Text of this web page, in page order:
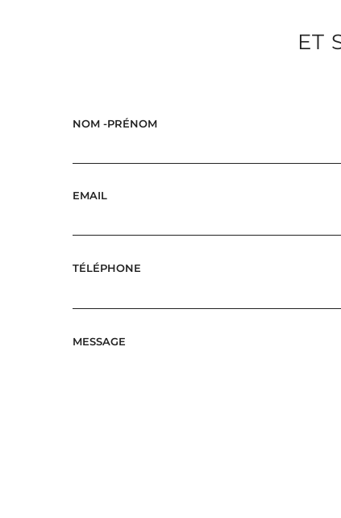
ET
NOM -PRÉNOM
EMAIL
TÉLÉPHONE
MESSAGE